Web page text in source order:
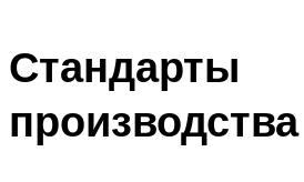
Стандарты
производства